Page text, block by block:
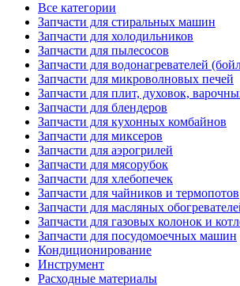
Все категории
Запчасти для стиральных машин
Запчасти для холодильников
Запчасти для пылесосов
Запчасти для водонагревателей
Запчасти для микроволновых печей
Запчасти для плит, духовок,
Запчасти для блендеров
Запчасти для кухонных комбайнов
Запчасти для миксеров
Запчасти для аэрогрилей
Запчасти для мясорубок
Запчасти для хлебопечек
Запчасти для чайников и термопотов
Запчасти для масляных
Запчасти для газовых колонок и
Запчасти для посудомоечных машин
Кондиционирование
Инструмент
Расходные материалы